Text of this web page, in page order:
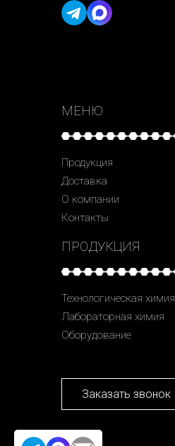
МЕНЮ
Продукция
Доставка
О компании
Контакты
ПРОДУКЦИЯ
Технологическая химия
Лабораторная химия
Оборудование
Заказать звонок